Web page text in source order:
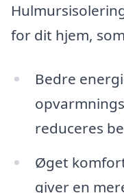
for dit hjem,
Bedre
reduceres
Øget
giver en